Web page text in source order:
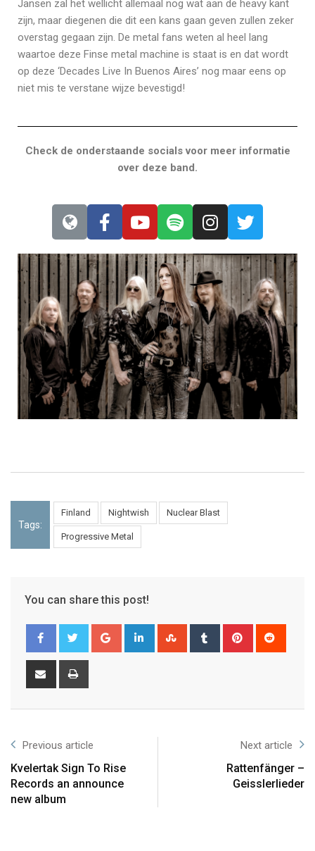
Jansen zal het wellicht allemaal nog wat aan de heavy kant
zijn, maar diegenen die dit een kans gaan geven zullen zeker
overstag gegaan zijn. De metal fans weten al heel lang
waartoe deze Finse metal machine is staat is en dat wordt
op deze ‘Decades Live In Buenos Aires’ nog maar eens op
niet mis te verstane wijze bevestigd!
Check de onderstaande socials voor meer informatie
over deze band.
Tags:
Finland Nightwish Nuclear Blast
Progressive Metal
You can share this post!
Previous article
Kvelertak Sign To Rise
Records an announce
new album
Next article
Rattenfänger –
Geisslerlieder